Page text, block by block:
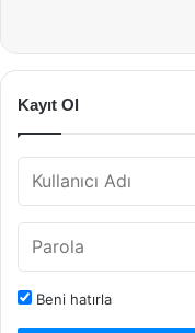
Kayıt Ol
Beni hatırla